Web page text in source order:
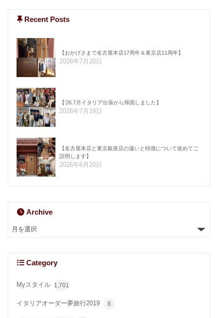
Recent Posts
【おかげさまで名古屋本店17周年＆東京店11周年】
2026年7月20日
【’26.7月イタリア出張から帰国しました】
2026年7月19日
【名古屋本店と東京銀座店の違いと特徴について改めてご
説明します】
2026年6月20日
Archive
Category
Myスタイル 1,701
イタリアオーダー夢旅行2019 8